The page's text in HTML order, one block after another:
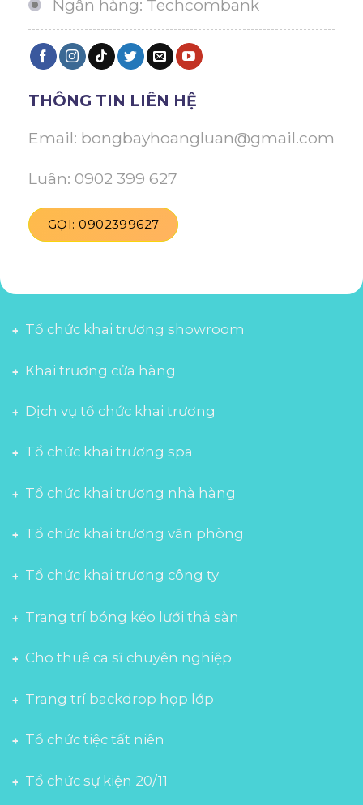
Ngân hàng: Techcombank
THÔNG TIN LIÊN HỆ
Email: bongbayhoangluan@gmail.com
Luân: 0902 399 627
GỌI: 0902399627
Tổ chức khai trương showroom
Khai trương cửa hàng
Dịch vụ tổ chức khai trương
Tổ chức khai trương spa
Tổ chức khai trương nhà hàng
Tổ chức khai trương văn phòng
Tổ chức khai trương công ty
Trang trí bóng kéo lưới thả sàn
Cho thuê ca sĩ chuyên nghiệp
Trang trí backdrop họp lớp
Tổ chức tiệc tất niên
Tổ chức sự kiện 20/11